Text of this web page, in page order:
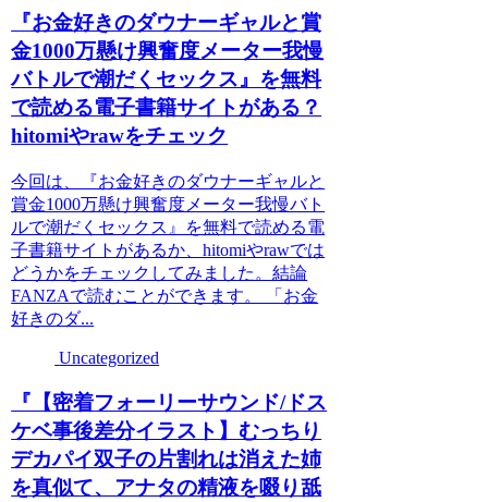
『お金好きのダウナーギャルと賞
金1000万懸け興奮度メーター我慢
バトルで潮だくセックス』を無料
で読める電子書籍サイトがある？
hitomiやrawをチェック
今回は、『お金好きのダウナーギャルと
賞金1000万懸け興奮度メーター我慢バト
ルで潮だくセックス』を無料で読める電
子書籍サイトがあるか、hitomiやrawでは
どうかをチェックしてみました。結論
FANZAで読むことができます。 「お金
好きのダ...
Uncategorized
『【密着フォーリーサウンド/ドス
ケベ事後差分イラスト】むっちり
デカパイ双子の片割れは消えた姉
を真似て、アナタの精液を啜り舐